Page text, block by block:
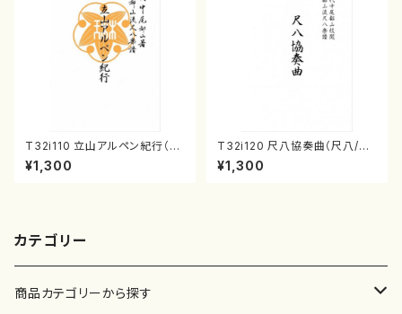
T32i110 立山アルペン紀行（尺
八/初代 石垣征山/尺八/都山式
譜）都山流公刊楽譜曲番:559
¥1,300
T32i120 尺八協奏曲（尺八/二
代 山本邦山/尺八/都山式譜）都
山流公刊楽譜曲番:569
¥1,300
カテゴリー
商品カテゴリーから探す